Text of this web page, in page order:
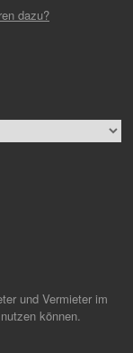
dazu?
und Vermieter im
können.